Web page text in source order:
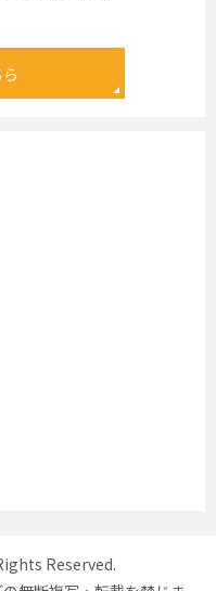
Reserved.